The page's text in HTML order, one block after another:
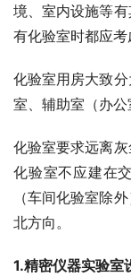
境、室内设施等
有化验室时都应考
化验室用房大致
室、辅助室（办公
化验室要求远离
化验室不应建在
（车间化验室除
北方向。
1.精密仪器实验室